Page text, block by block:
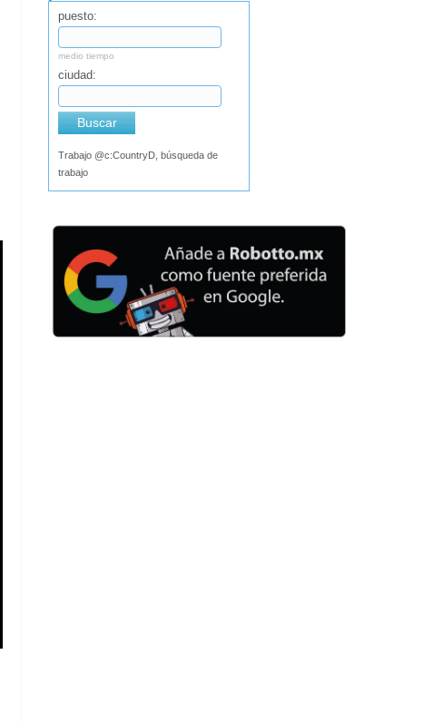
puesto:
medio tiempo
ciudad:
Buscar
Trabajo @c:CountryD, búsqueda de
trabajo